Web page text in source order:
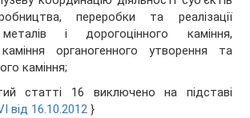
переробки та реалізації
і дорогоцінного каміння,
органогенного утворення та
каміння;
статті 16 виключено на підставі
від 16.10.2012 }